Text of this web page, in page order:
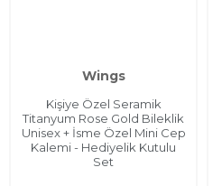
Wings
Kişiye Özel Seramik
Titanyum Rose Gold Bileklik
Unisex + İsme Özel Mini Cep
Kalemi - Hediyelik Kutulu
Set